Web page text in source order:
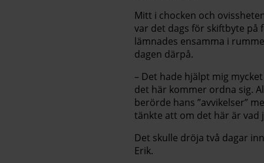
Mitt i chocken och
var det dags för skiftbyte på
lämnades ensamma i
dagen därpå.
– Det hade hjälpt mig
det här kommer ordna sig.
berörde hans ”avvikelser”
tänkte att om det här är vad
Det skulle dröja två dagar
Erik.